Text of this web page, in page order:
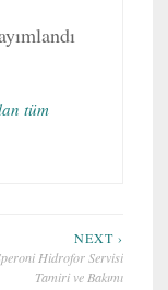
tüm
NEXT ›
Hidrofor Servisi
Tamiri ve Bakımı